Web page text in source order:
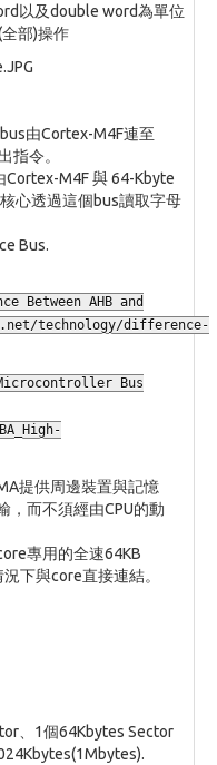
以及double word為單位
部)操作
由Cortex-M4F連至
指令。
Cortex-M4F 與 64-Kbyte
心透過這個bus讀取字母
Bus.
Between AHB and
technology/difference-
Bus
提供周邊裝置與記憶
，而不須經由CPU的動
專用的全速64KB
下與core直接連結。
、1個64Kbytes Sector